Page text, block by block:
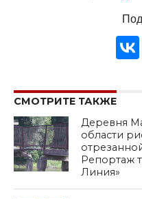
СМОТРИТЕ ТАКЖЕ
Деревня
области
Репортаж
Линия»